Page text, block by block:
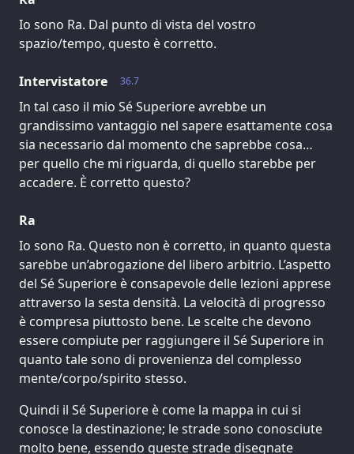
Io sono Ra. Dal punto di vista del vostro
spazio/tempo, questo è corretto.
36.7
Intervistatore
In tal caso il mio Sé Superiore avrebbe un
grandissimo vantaggio nel sapere esattamente cosa
sia necessario dal momento che saprebbe cosa…
per quello che mi riguarda, di quello starebbe per
accadere. È corretto questo?
Ra
Io sono Ra. Questo non è corretto, in quanto questa
sarebbe un’abrogazione del libero arbitrio. L’aspetto
del Sé Superiore è consapevole delle lezioni apprese
attraverso la sesta densità. La velocità di progresso
è compresa piuttosto bene. Le scelte che devono
essere compiute per raggiungere il Sé Superiore in
quanto tale sono di provenienza del complesso
mente/corpo/spirito stesso.
Quindi il Sé Superiore è come la mappa in cui si
conosce la destinazione; le strade sono conosciute
molto bene, essendo queste strade disegnate